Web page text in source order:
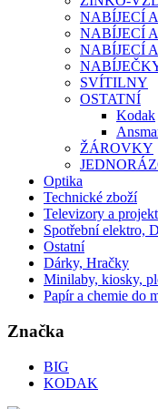
NABÍJECÍ
NABÍJECÍ
NABÍJECÍ
SVÍTILNY
OSTATNÍ
Kodak
ŽÁROVKY
Optika
Technické zboží
Televizory a
Spotřební elektro,
Ostatní
Dárky, Hračky
Minilaby, kiosky,
Papír a chemie do
Značka
BIG
KODAK